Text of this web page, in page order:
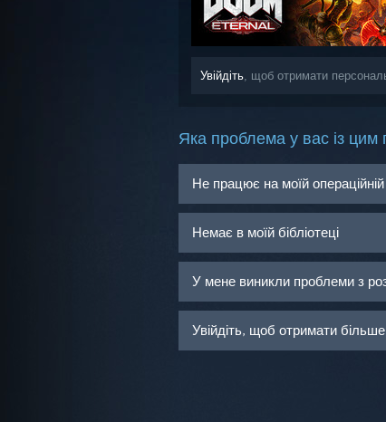
Увійдіть , щоб отримати
Яка проблема у вас із цим
Не працює на моїй
Немає в моїй бібліотеці
У мене виникли проблеми з
Увійдіть, щоб отримати